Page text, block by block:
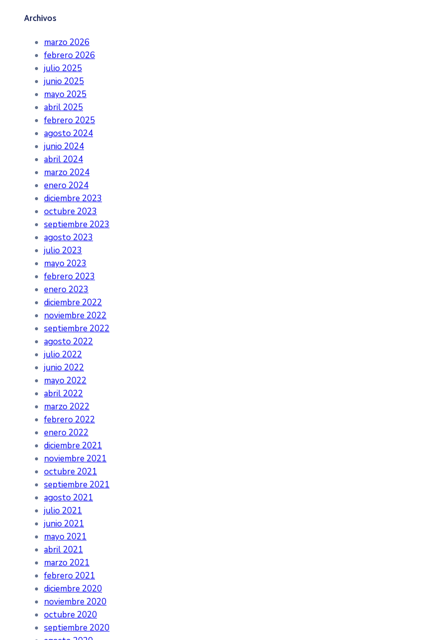
Archivos
marzo 2026
febrero 2026
julio 2025
junio 2025
mayo 2025
abril 2025
febrero 2025
agosto 2024
junio 2024
abril 2024
marzo 2024
enero 2024
diciembre 2023
octubre 2023
septiembre 2023
agosto 2023
julio 2023
mayo 2023
febrero 2023
enero 2023
diciembre 2022
noviembre 2022
septiembre 2022
agosto 2022
julio 2022
junio 2022
mayo 2022
abril 2022
marzo 2022
febrero 2022
enero 2022
diciembre 2021
noviembre 2021
octubre 2021
septiembre 2021
agosto 2021
julio 2021
junio 2021
mayo 2021
abril 2021
marzo 2021
febrero 2021
diciembre 2020
noviembre 2020
octubre 2020
septiembre 2020